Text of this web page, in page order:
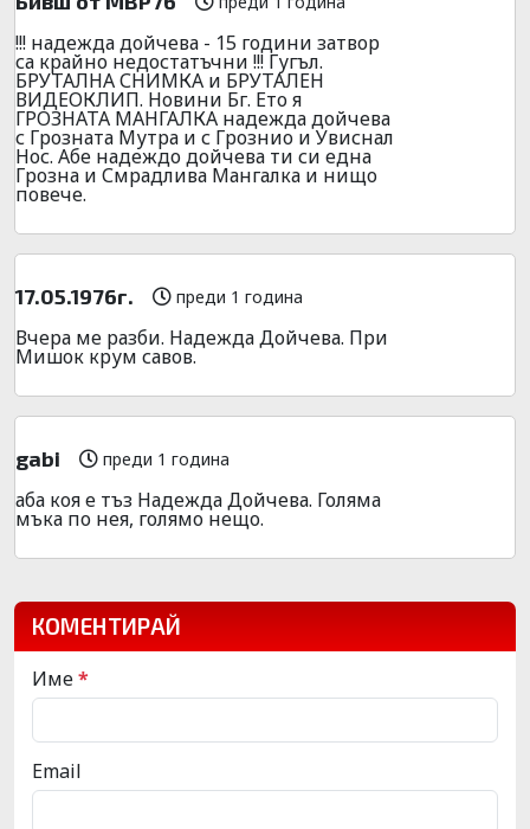
!!! надежда дойчева - 15 години затвор
са крайно недостатъчни !!! Гугъл.
БРУТАЛНА СНИМКА и БРУТАЛЕН
ВИДЕОКЛИП. Новини Бг. Ето я
ГРОЗНАТА МАНГАЛКА надежда дойчева
с Грозната Мутра и с Грознио и Увиснал
Нос. Абе надеждо дойчева ти си една
Грозна и Смрадлива Мангалка и нищо
повече.
17.05.1976г. преди 1 година
Вчера ме разби. Надежда Дойчева. При
Мишок крум савов.
gabi преди 1 година
аба коя е тъз Надежда Дойчева. Голяма
мъка по нея, голямо нещо.
КОМЕНТИРАЙ
Име*
Email